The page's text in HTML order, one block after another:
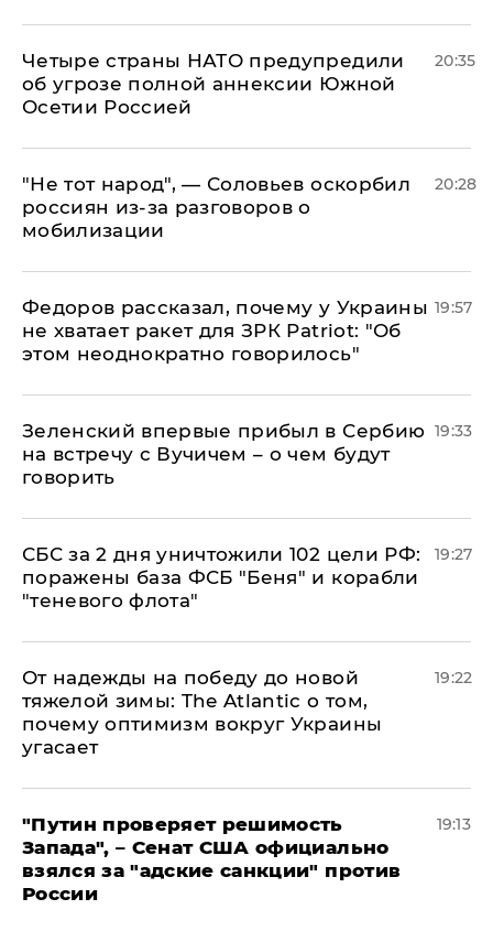
Четыре страны НАТО предупредили
об угрозе полной аннексии Южной
Осетии Россией
20:35
​"Не тот народ", — Соловьев оскорбил
россиян из-за разговоров о
мобилизации
20:28
Федоров рассказал, почему у Украины
не хватает ракет для ЗРК Patriot: "Об
этом неоднократно говорилось"
19:57
Зеленский впервые прибыл в Сербию
на встречу с Вучичем – о чем будут
говорить
19:33
СБС за 2 дня уничтожили 102 цели РФ:
поражены база ФСБ "Беня" и корабли
"теневого флота"
19:27
От надежды на победу до новой
тяжелой зимы: The Atlantic о том,
почему оптимизм вокруг Украины
угасает
19:22
"Путин проверяет решимость
Запада", – Сенат США официально
взялся за "адские санкции" против
России
19:13